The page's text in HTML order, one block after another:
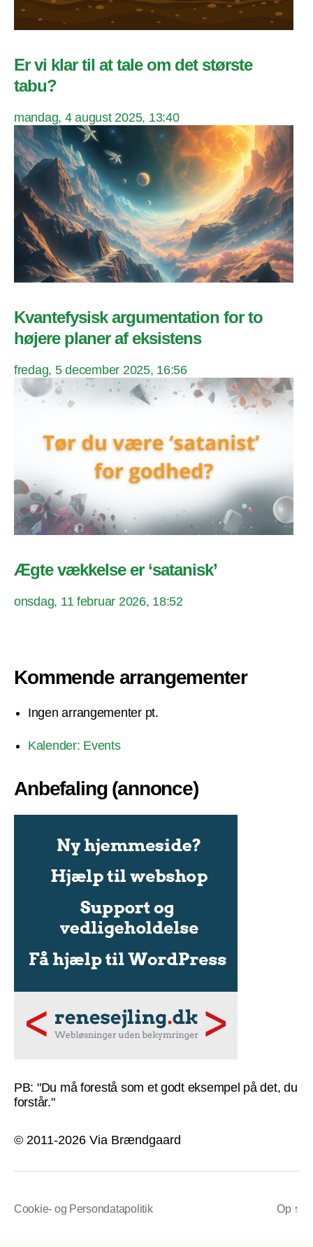
Er vi klar til at tale om det største
tabu?
mandag, 4 august 2025, 13:40
Kvantefysisk argumentation for to
højere planer af eksistens
fredag, 5 december 2025, 16:56
Ægte vækkelse er ‘satanisk’
onsdag, 11 februar 2026, 18:52
Kommende arrangementer
Ingen arrangementer pt.
Kalender: Events
Anbefaling (annonce)
PB: "Du må forestå som et godt eksempel på det, du
forstår."
© 2011-2026 Via Brændgaard
Cookie- og Persondatapolitik Op ↑